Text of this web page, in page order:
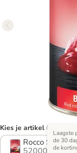
Kies je artikel (4
Rocco Senior
Laagste
de 30
de